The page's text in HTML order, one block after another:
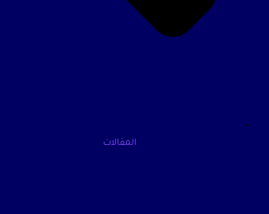
المقالات